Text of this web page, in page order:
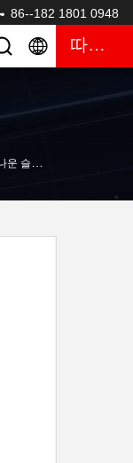
86--182 1801 0948
따옴표
린 게임 기계